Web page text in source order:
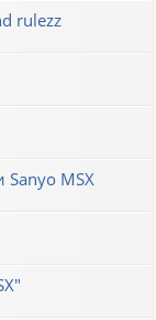
rulezz
MSX